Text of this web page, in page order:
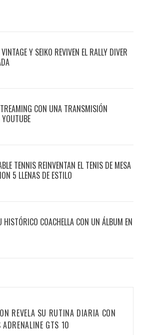
Y SEIKO REVIVEN EL RALLY DIVER
CON UNA TRANSMISIÓN
TENNIS REINVENTAN EL TENIS DE MESA
5 LLENAS DE ESTILO
HISTÓRICO COACHELLA CON UN ÁLBUM EN
REVELA SU RUTINA DIARIA CON
ADRENALINE GTS 10